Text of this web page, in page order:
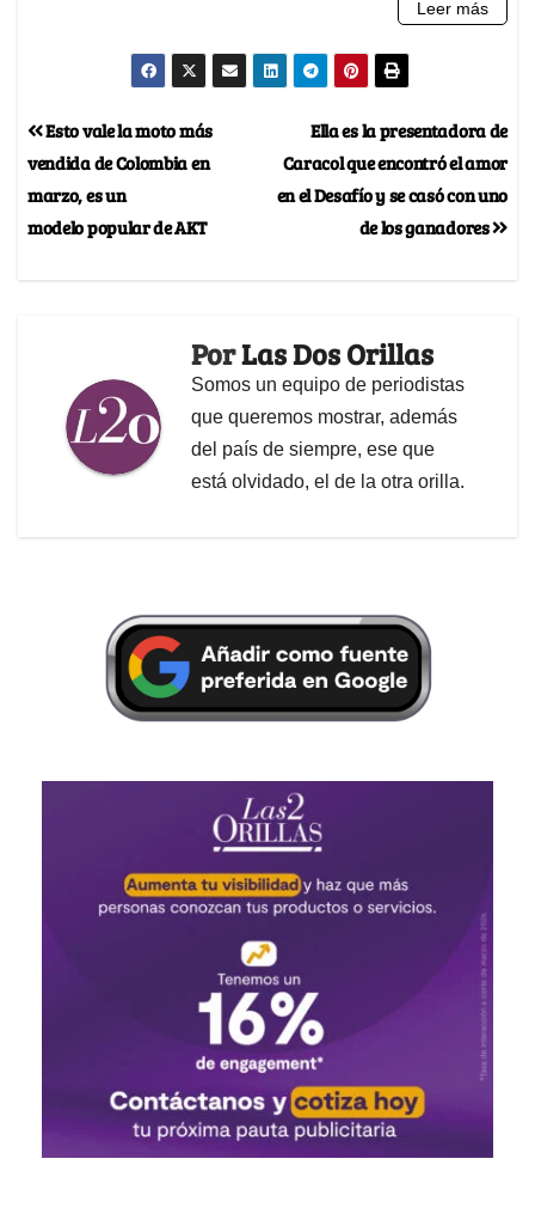
Ella es la presentadora de
Caracol que encontró el amor
en el Desafío y se casó con uno
de los ganadores
Esto vale la moto más
vendida de Colombia en
marzo, es un
modelo popular de AKT
PorLas Dos Orillas
Somos un equipo de periodistas
que queremos mostrar, además
del país de siempre, ese que
está olvidado, el de la otra orilla.